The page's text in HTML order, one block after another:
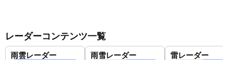
レーダーコンテンツ一覧
雨雲レーダー 雨雪レーダー 雷レーダー